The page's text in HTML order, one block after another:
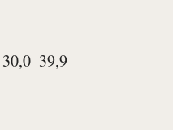
30,0–39,9